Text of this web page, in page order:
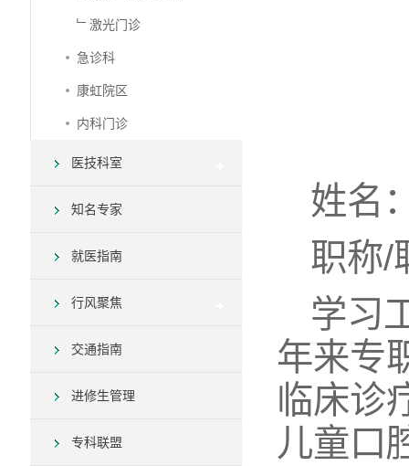
﹂激光门诊
急诊科
康虹院区
内科门诊
医技科室
知名专家
就医指南
行风聚焦
交通指南
进修生管理
专科联盟
姓名
职称/
学习
年来专
临床诊
儿童口